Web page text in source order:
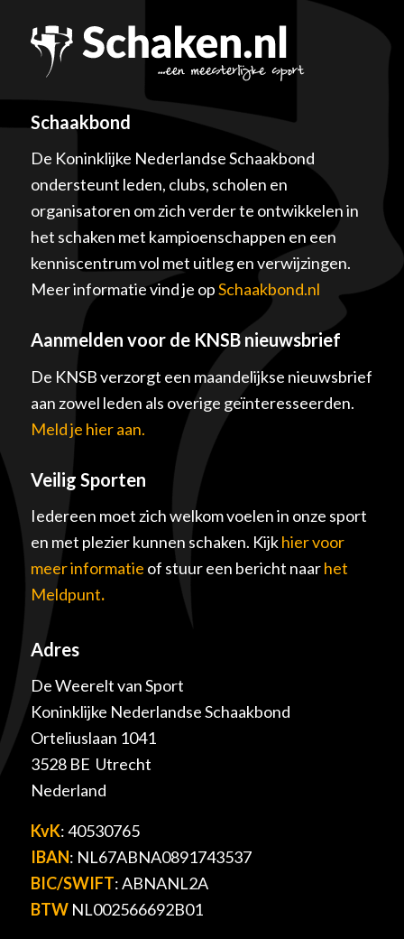
Schaakbond
De Koninklijke Nederlandse Schaakbond
ondersteunt leden, clubs, scholen en
organisatoren om zich verder te ontwikkelen in
het schaken met kampioenschappen en een
kenniscentrum vol met uitleg en verwijzingen.
Meer informatie vind je opSchaakbond.nl
Aanmelden voor de KNSB nieuwsbrief
De KNSB verzorgt een maandelijkse nieuwsbrief
aan zowel leden als overige geïnteresseerden.
Meld je hier aan.
Veilig Sporten
Iedereen moet zich welkom voelen in onze sport
en met plezier kunnen schaken. Kijkhier voor
meer informatie of stuur een bericht naarhet
Meldpunt.
Adres
De Weerelt van Sport
Koninklijke Nederlandse Schaakbond
Orteliuslaan 1041
3528 BE Utrecht
Nederland
KvK: 40530765
IBAN: NL67ABNA0891743537
BIC/SWIFT: ABNANL2A
BTWNL002566692B01